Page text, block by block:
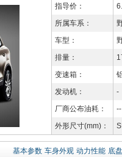
指导价：
所属车系：
车型：
排量：
变速箱：
发动机：
-
厂商公布油耗：
--
外形尺寸(mm)：
基本参数 车身外观 动力性能 底